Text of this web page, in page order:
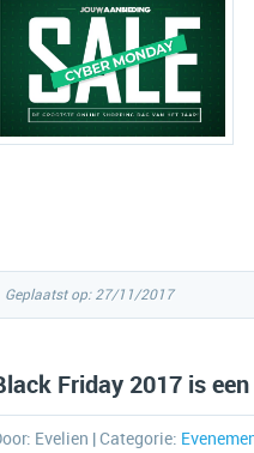
Geplaatst op: 27/11/2017
Friday 2017 is
Evelien | Categorie: